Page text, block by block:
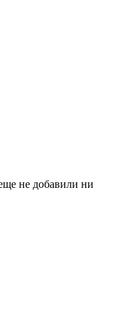
не добавили ни